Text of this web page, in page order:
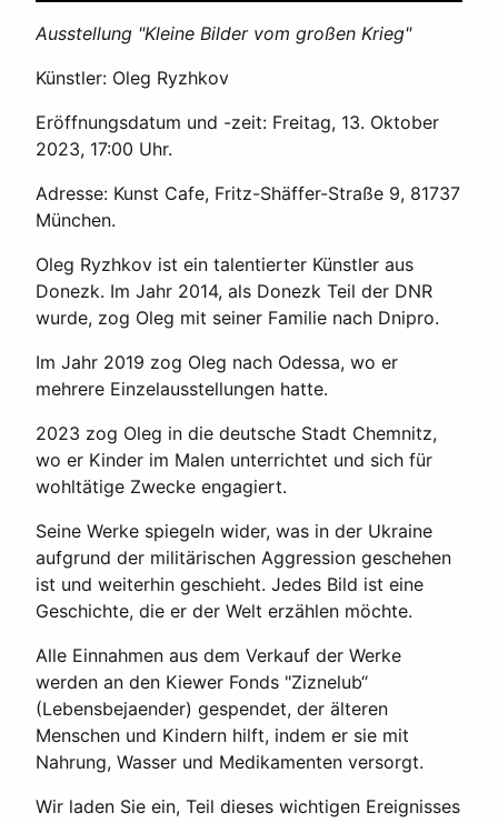
Ausstellung "Kleine Bilder vom großen Krieg"
Künstler: Oleg Ryzhkov
Eröffnungsdatum und -zeit: Freitag, 13. Oktober
2023, 17:00 Uhr.
Adresse: Kunst Cafe, Fritz-Shäffer-Straße 9, 81737
München.
Oleg Ryzhkov ist ein talentierter Künstler aus
Donezk. Im Jahr 2014, als Donezk Teil der DNR
wurde, zog Oleg mit seiner Familie nach Dnipro.
Im Jahr 2019 zog Oleg nach Odessa, wo er
mehrere Einzelausstellungen hatte.
2023 zog Oleg in die deutsche Stadt Chemnitz,
wo er Kinder im Malen unterrichtet und sich für
wohltätige Zwecke engagiert.
Seine Werke spiegeln wider, was in der Ukraine
aufgrund der militärischen Aggression geschehen
ist und weiterhin geschieht. Jedes Bild ist eine
Geschichte, die er der Welt erzählen möchte.
Alle Einnahmen aus dem Verkauf der Werke
werden an den Kiewer Fonds "Ziznelub“
(Lebensbejaender) gespendet, der älteren
Menschen und Kindern hilft, indem er sie mit
Nahrung, Wasser und Medikamenten versorgt.
Wir laden Sie ein, Teil dieses wichtigen Ereignisses